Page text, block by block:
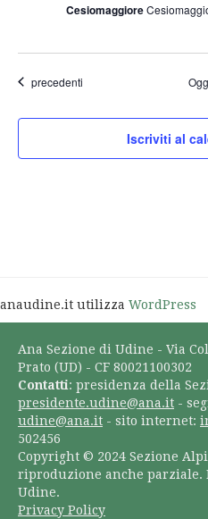
Cesiomaggiore
Eventi
precedenti
Iscriviti al
anaudine.it utilizza WordPress
Ana Sezione di Udine - Via
Prato (UD) - CF 80021100302
Contatti: presidenza della
presidente.udine@ana.it -
udine@ana.it - sito internet:
502456
Copyright © 2024 Sezione
riproduzione anche parziale.
Udine.
Privacy Policy